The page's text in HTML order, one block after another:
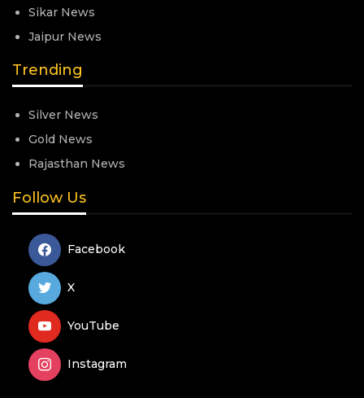
Sikar News
Jaipur News
Trending
Silver News
Gold News
Rajasthan News
Follow Us
Facebook
X
YouTube
Instagram